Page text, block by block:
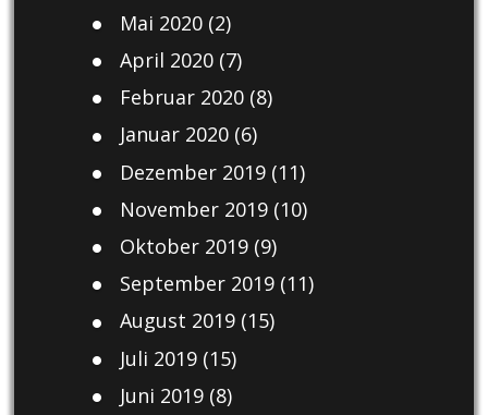
Mai 2020(2)
April 2020(7)
Februar 2020(8)
Januar 2020(6)
Dezember 2019(11)
November 2019(10)
Oktober 2019(9)
September 2019(11)
August 2019(15)
Juli 2019(15)
Juni 2019(8)